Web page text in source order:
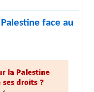
face au